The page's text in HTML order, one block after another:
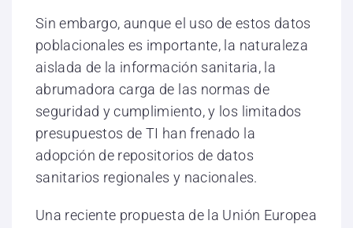
Sin embargo, aunque el uso de estos datos
poblacionales es importante, la naturaleza
aislada de la información sanitaria, la
abrumadora carga de las normas de
seguridad y cumplimiento, y los limitados
presupuestos de TI han frenado la
adopción de repositorios de datos
sanitarios regionales y nacionales.
Una reciente propuesta de la Unión Europea